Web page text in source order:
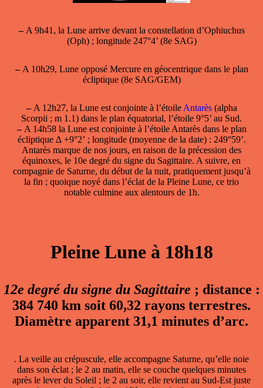
–A 9h41, la Lune arrive devant la constellation d’Ophiuchus
(Oph) ; longitude 247°4’ (8e SAG)
–A 10h29, Lune opposé Mercure en géocentrique dans le plan
écliptique (8e SAG/GEM)
–A 12h27, la Lune est conjointe à l’étoileAntarès(alpha
Scorpii ; m 1.1) dans le plan équatorial, l’étoile 9°5’ au Sud.
–A 14h58 la Lune est conjointe à l’étoileAntarès dans le plan
écliptique ∆ +9°2’ ; longitude (moyenne de la date) : 249°59’.
Antarès marque de nos jours, en raison de la précession des
équinoxes, le 10e degré du signe du Sagittaire. A suivre, en
compagnie de Saturne, du début de la nuit, pratiquement jusqu’à
la fin ; quoique noyé dans l’éclat de la Pleine Lune, ce trio
notable culmine aux alentours de 1h.
Pleine Lune à 18h18
12e degré du signe du Sagittaire ; distance :
384 740 km soit 60,32 rayons terrestres.
Diamètre apparent 31,1 minutes d’arc.
. La veille au crépuscule, elle accompagne Saturne, qu’elle noie
dans son éclat ; le 2 au matin, elle se couche quelques minutes
après le lever du Soleil ; le 2 au soir, elle revient au Sud-Est juste